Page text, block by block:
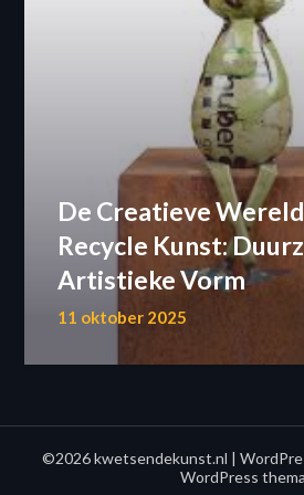
De Creatieve
Recycle Kunst:
Artistieke Vorm
11 oktober 2025
©2026 kwetsendekunst.nl |
WordPress